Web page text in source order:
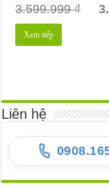
3.599.999₫
Giá
Xem tiếp
Liên hệ